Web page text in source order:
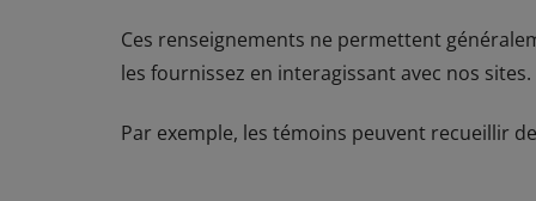
Ces renseignements ne permettent
les fournissez en interagissant avec nos
Par exemple, les témoins peuvent recueillir